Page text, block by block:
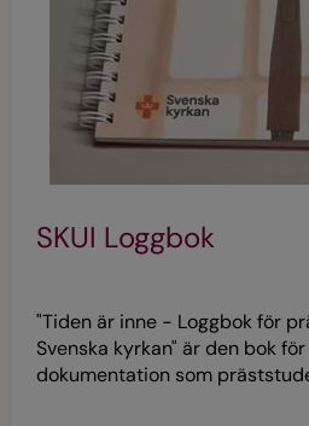
SKUI Loggbok
"Tiden är inne - Loggbok för
Svenska kyrkan" är den bok
dokumentation som